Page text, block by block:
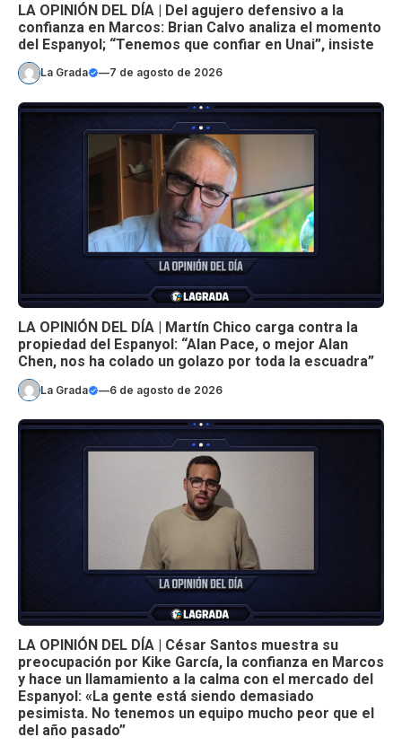
LA OPINIÓN DEL DÍA | Del agujero defensivo a la
confianza en Marcos: Brian Calvo analiza el momento
del Espanyol; “Tenemos que confiar en Unai”, insiste
La Grada —7 de agosto de 2026
LA OPINIÓN DEL DÍA | Martín Chico carga contra la
propiedad del Espanyol: “Alan Pace, o mejor Alan
Chen, nos ha colado un golazo por toda la escuadra”
La Grada —6 de agosto de 2026
LA OPINIÓN DEL DÍA | César Santos muestra su
preocupación por Kike García, la confianza en Marcos
y hace un llamamiento a la calma con el mercado del
Espanyol: «La gente está siendo demasiado
pesimista. No tenemos un equipo mucho peor que el
del año pasado”